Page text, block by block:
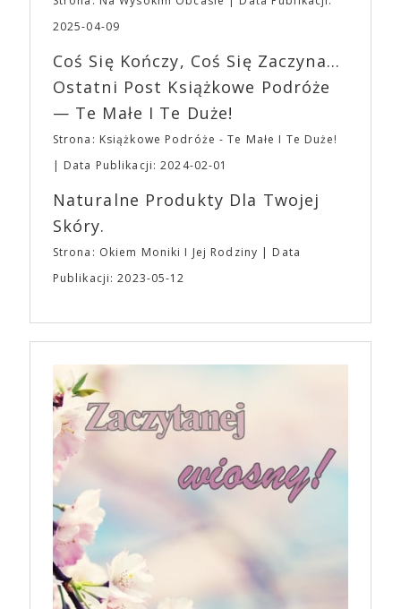
osobisty film, który pozwolił mu w pełni podzielić
się z widzami swoimi lękami, wizją świata, a przede
„Bo się boi” w kinach od 21 kwietnia.
fantastycznego czasu oczekiwania na nadchodzącą
EXPO XXI!
2025-04-09
Coś Się Kończy, Coś Się Zaczyna...
Ostatni Post Książkowe Podróże
— Te Małe I Te Duże!
Strona: Książkowe Podróże - Te Małe I Te Duże!
Data Publikacji: 2024-02-01
Naturalne Produkty Dla Twojej
Skóry.
Strona: Okiem Moniki I Jej Rodziny
Data
Publikacji: 2023-05-12